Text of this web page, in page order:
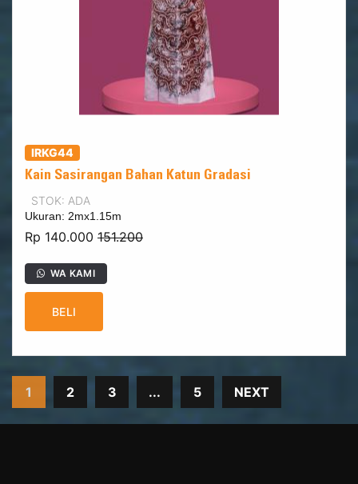
IRKG44
Kain Sasirangan Bahan Katun Gradasi
STOK: ADA
Ukuran: 2mx1.15m
Rp 140.000 151.200
WA KAMI
BELI
1 2 3 ... 5 NEXT